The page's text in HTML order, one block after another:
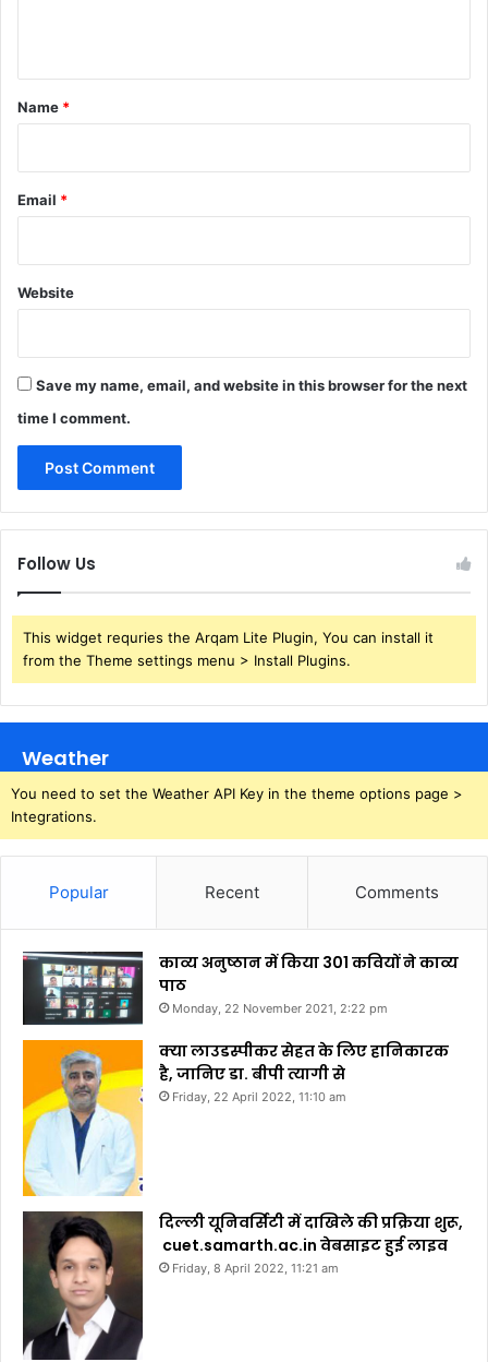
*
Name *
Email *
Website
Save my name, email, and website in this browser for the next
time I comment.
Follow Us
This widget requries the Arqam Lite Plugin, You can install it
from the Theme settings menu > Install Plugins.
Weather
You need to set the Weather API Key in the theme options page >
Integrations.
Popular Recent Comments
काव्य अनुष्ठान में किया 301 कवियों ने काव्य
पाठ
Monday, 22 November 2021, 2:22 pm
क्या लाउडस्पीकर सेहत के लिए हानिकारक
है, जानिए डा. बीपी त्यागी से
Friday, 22 April 2022, 11:10 am
दिल्ली यूनिवर्सिटी में दाखिले की प्रक्रिया शुरू,
cuet.samarth.ac.in वेबसाइट हुई लाइव
Friday, 8 April 2022, 11:21 am